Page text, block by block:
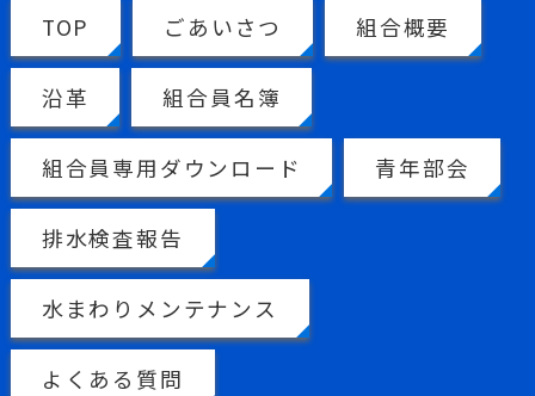
TOP ごあいさつ 組合概要
沿革 組合員名簿
組合員専用ダウンロード 青年部会
排水検査報告
水まわりメンテナンス
よくある質問